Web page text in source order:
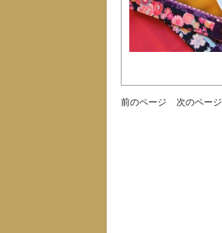
前のページ
次のページ